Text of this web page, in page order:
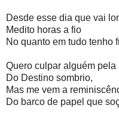
Desde esse dia que vai
Medito horas a fio
No quanto em tudo tenho
Quero culpar alguém pela
Do Destino sombrio,
Mas me vem a
Do barco de papel que